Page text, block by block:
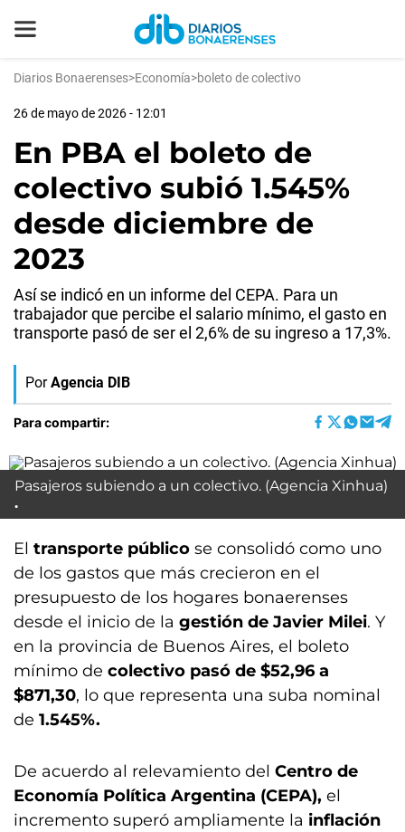
Diarios Bonaerenses>Economía>boleto de colectivo
26 de mayo de 2026 - 12:01
En PBA el boleto de
colectivo subió 1.545%
desde diciembre de
2023
Así se indicó en un informe del CEPA. Para un
trabajador que percibe el salario mínimo, el gasto en
transporte pasó de ser el 2,6% de su ingreso a 17,3%.
Por Agencia DIB
Para compartir:
Pasajeros subiendo a un colectivo. (Agencia Xinhua)
El transporte público se consolidó como uno
de los gastos que más crecieron en el
presupuesto de los hogares bonaerenses
desde el inicio de la gestión de Javier Milei. Y
en la provincia de Buenos Aires, el boleto
mínimo de colectivo pasó de $52,96 a
$871,30, lo que representa una suba nominal
de 1.545%.
De acuerdo al relevamiento del Centro de
Economía Política Argentina (CEPA), el
incremento superó ampliamente la inflación